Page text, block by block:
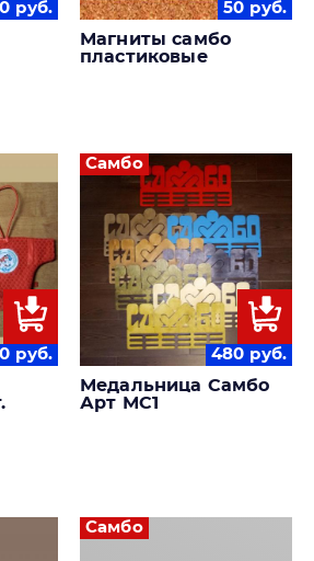
руб. 50 руб.
Магниты самбо
пластиковые
руб.
Самбо
480 руб.
Медальница Самбо
Арт МС1
Самбо